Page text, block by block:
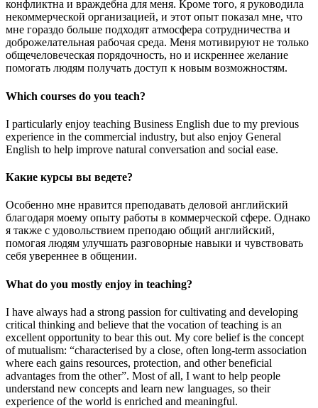
конфликтна и враждебна для меня. Кроме того, я руководила
некоммерческой организацией, и этот опыт показал мне, что
мне гораздо больше подходят атмосфера сотрудничества и
доброжелательная рабочая среда. Меня мотивируют не только
общечеловеческая порядочность, но и искреннее желание
помогать людям получать доступ к новым возможностям.
Which courses do you teach?
I particularly enjoy teaching Business English due to my previous
experience in the commercial industry, but also enjoy General
English to help improve natural conversation and social ease.
Какие курсы вы ведете?
Особенно мне нравится преподавать деловой английский
благодаря моему опыту работы в коммерческой сфере. Однако
я также с удовольствием преподаю общий английский,
помогая людям улучшать разговорные навыки и чувствовать
себя увереннее в общении.
What do you mostly enjoy in teaching?
I have always had a strong passion for cultivating and developing
critical thinking and believe that the vocation of teaching is an
excellent opportunity to bear this out. My core belief is the concept
of mutualism: “characterised by a close, often long-term association
where each gains resources, protection, and other beneficial
advantages from the other”. Most of all, I want to help people
understand new concepts and learn new languages, so their
experience of the world is enriched and meaningful.